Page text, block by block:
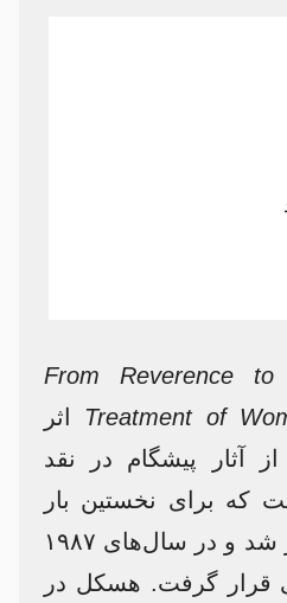
From Reverence
Treatment of اثر
آثار پیشگام در نقد
که برای نخستین بار
در سال ۱۹۷۴ منتشر شد و در سال‌های ۱۹۸۷
قرار گرفت. هسکل در